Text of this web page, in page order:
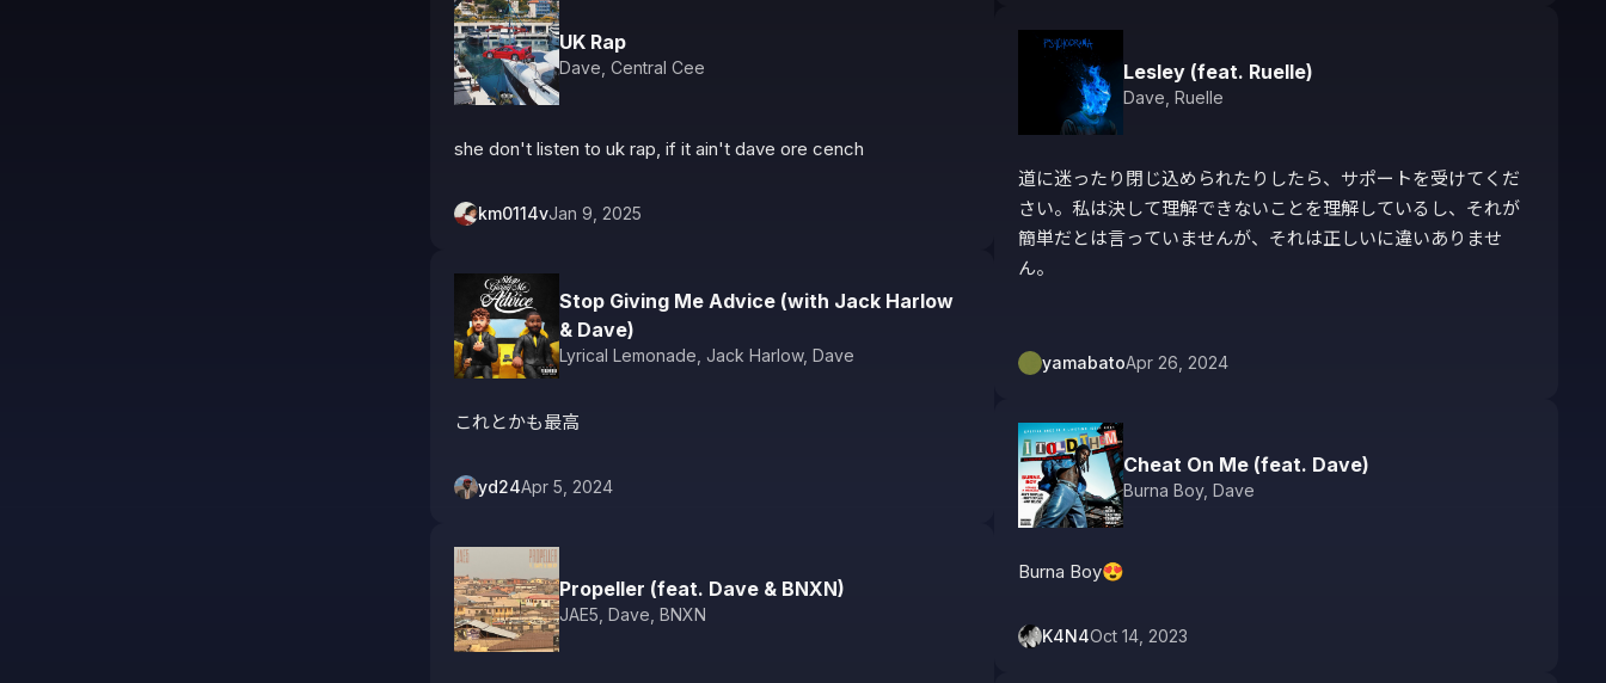
UK Rap
Dave Central Cee
she don't listen to uk rap, if it ain't dave ore cench
km0114vJan 9, 2025
Stop Giving Me Advice (with Jack Harlow
& Dave)
Lyrical Lemonade Jack Harlow, Dave
これとかも最高
yd24Apr 5, 2024
Propeller (feat. Dave & BNXN)
JAE5 Dave BNXN
Lesley (feat. Ruelle)
Dave Ruelle
道に迷ったり閉じ込められたりしたら、サポートを受けてくだ
さい。私は決して理解できないことを理解しているし、それが
簡単だとは言っていませんが、それは正しいに違いありませ
ん。
yamabatoApr 26, 2024
Cheat On Me (feat. Dave)
Burna Boy, Dave
Burna Boy😍
K4N4Oct 14, 2023